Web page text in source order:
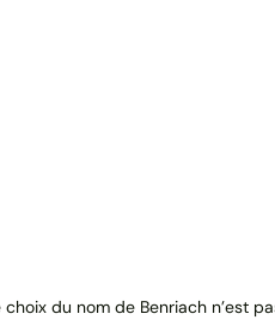
choix du nom de Benriach n’est